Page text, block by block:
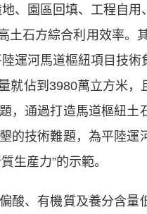
園區回填、工程自用
土石方綜合利用效率。
運河馬道樞紐項目技
就佔到3980萬立方米
，通過打造馬道樞紐
的技術難題，為平陸
生産力”的示範。
、有機質及養分含量